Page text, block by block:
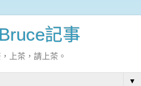
記事
上茶，請上茶。
▼